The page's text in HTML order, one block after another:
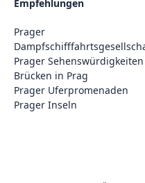
Empfehlungen
Prager
Prager Sehenswürdigkeiten
Brücken in Prag
Prager Uferpromenaden
Prager Inseln